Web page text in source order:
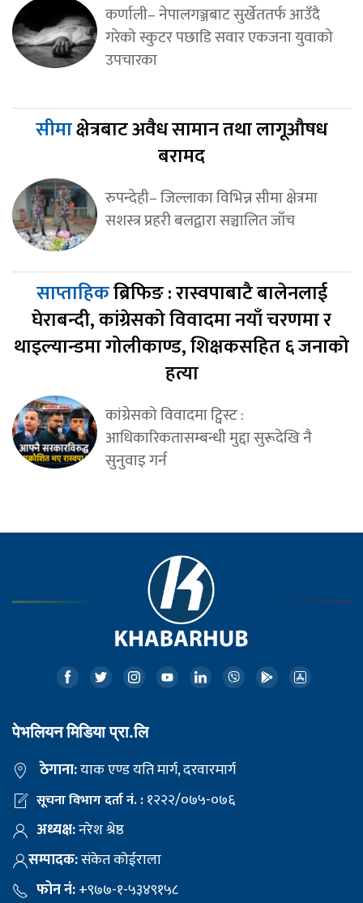
कर्णाली– नेपालगञ्जबाट सुर्खेततर्फ आउँदै
गरेको स्कुटर पछाडि सवार एकजना युवाको
उपचारका
सीमाक्षेत्रबाट अवैध सामान तथा लागूऔषध
बरामद
रुपन्देही– जिल्लाका विभिन्न सीमा क्षेत्रमा
सशस्त्र प्रहरी बलद्वारा सञ्चालित जाँच
साप्ताहिकब्रिफिङ : रास्वपाबाटै बालेनलाई
घेराबन्दी, कांग्रेसको विवादमा नयाँ चरणमा र
थाइल्यान्डमा गोलीकाण्ड, शिक्षकसहित ६ जनाको
हत्या
कांग्रेसको विवादमा ट्विस्ट :
आधिकारिकतासम्बन्धी मुद्दा सुरूदेखि नै
सुनुवाइ गर्न
पेभलियन मिडिया प्रा.लि
ठेगाना:याक एण्ड यति मार्ग, दरवारमार्ग
सूचना विभाग दर्ता नं. :१२२२/०७५-०७६
अध्यक्ष:नरेश श्रेष्ठ
सम्पादक:संकेत कोईराला
फोन नं:+९७७-१-५३४९१५८